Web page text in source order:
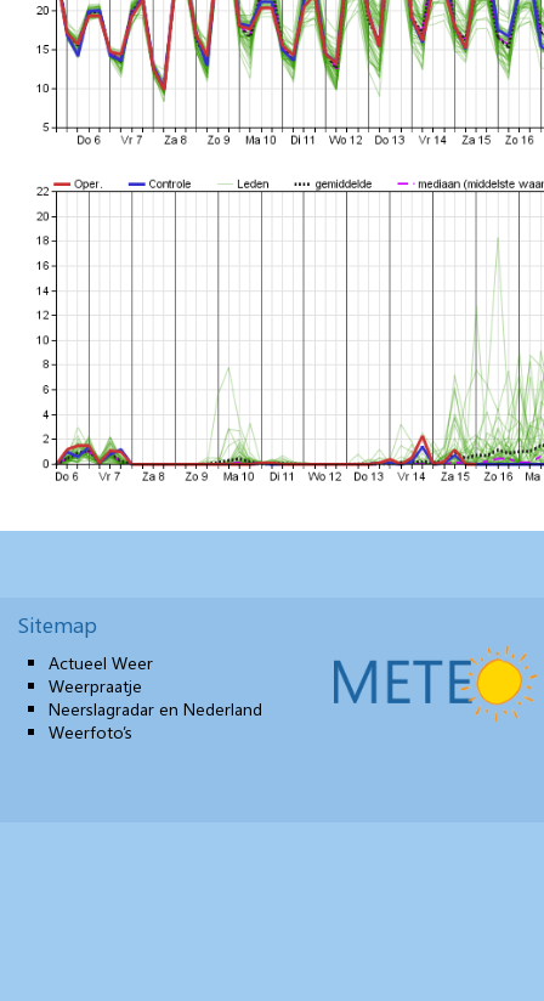
Sitemap
Actueel Weer
Weerpraatje
Neerslagradar en Nederland
Weerfoto’s